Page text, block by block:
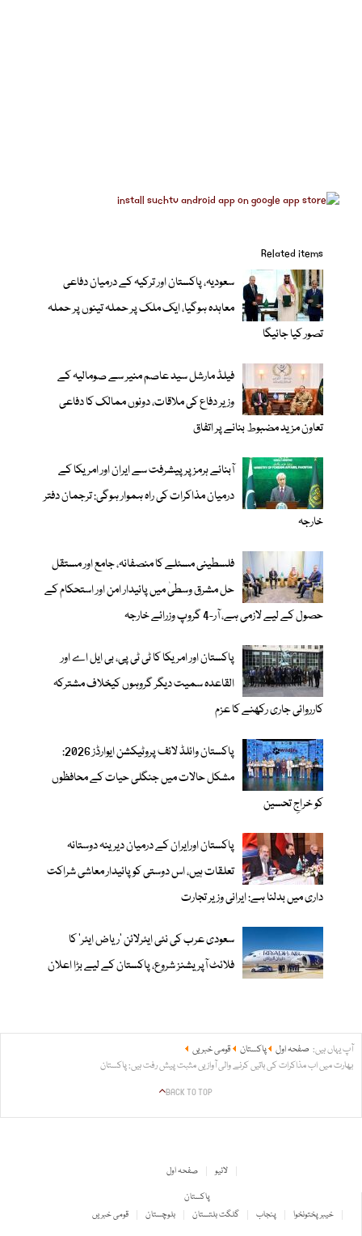
Related items
سعودیہ، پاکستان اور ترکیہ کے درمیان دفاعی
معاہدہ ہوگیا، ایک ملک پر حملہ تینوں پر حملہ
تصور کیا جائیگا
فیلڈ مارشل سید عاصم منیر سے صومالیہ کے
وزیر دفاع کی ملاقات، دونوں ممالک کا دفاعی
تعاون مزید مضبوط بنانے پر اتفاق
آبنائے ہرمز پر پیشرفت سے ایران اور امریکا کے
درمیان مذاکرات کی راہ ہموار ہوگی: ترجمان دفتر
خارجہ
فلسطینی مسئلے کا منصفانہ، جامع اور مستقل
حل مشرق وسطیٰ میں پائیدار امن اور استحکام کے
حصول کے لیے لازمی ہے، آر-4 گروپ وزرائے خارجہ
پاکستان اور امریکا کا ٹی ٹی پی، بی ایل اے اور
القاعدہ سمیت دیگر گروہوں کیخلاف مشترکہ
کارروائی جاری رکھنے کا عزم
پاکستان وائلڈ لائف پروٹیکشن ایوارڈز 2026:
مشکل حالات میں جنگلی حیات کے محافظوں
کو خراجِ تحسین
پاکستان اورایران کے درمیان دیرینہ دوستانہ
تعلقات ہیں، اس دوستی کوپائیدار معاشی شراکت
داری میں بدلنا ہے: ایرانی وزیر تجارت
سعودی عرب کی نئی ایئرلائن ‘ریاض ایئر’ کا
فلائٹ آپریشنز شروع، پاکستان کے لیے بڑا اعلان
آپ یہاں ہیں: صفحہ اول پاکستان
قومی خبریں
بھارت میں اب مذاکرات کی باتیں کرنے والی آوازیں مثبت پیش رفت ہیں: پاکستان
BACK TO TOP
صفحہ اول
لائیو
پاکستان
قومی خبریں
بلوچستان گلگت بلتستان پنجاب
خیبر پختونخوا